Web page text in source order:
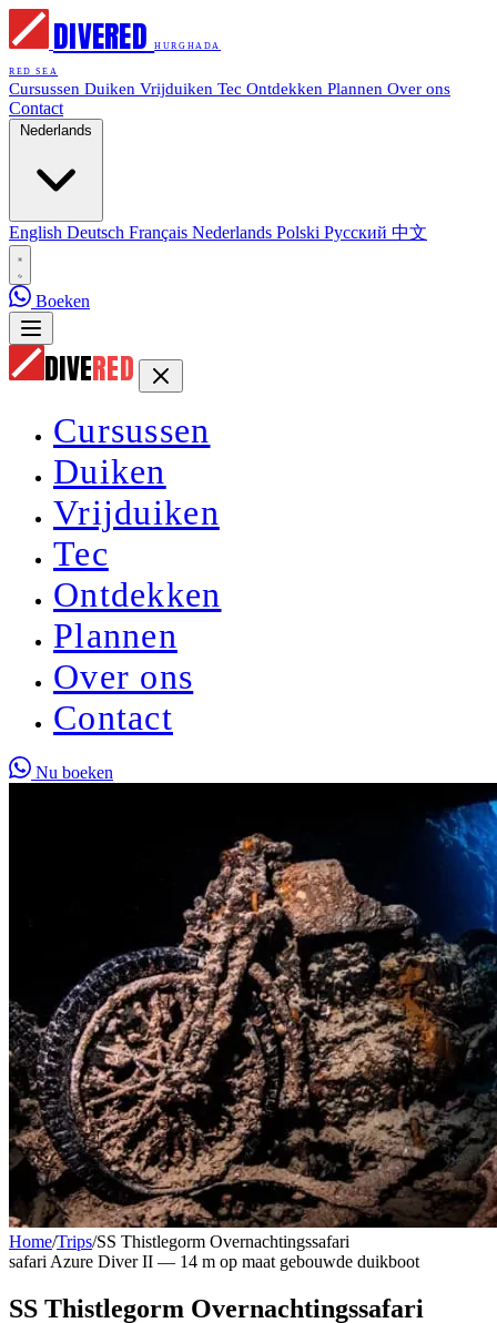
DIVERED HURGHADA
RED SEA
Cursussen Duiken Vrijduiken Tec Ontdekken Plannen Over ons
Contact
Nederlands
English Deutsch Français Nederlands Polski Русский 中文
Boeken
DIVERED
Cursussen
Duiken
Vrijduiken
Tec
Ontdekken
Plannen
Over ons
Contact
Nu boeken
Home/Trips/SS Thistlegorm Overnachtingssafari
safariAzure Diver II — 14 m op maat gebouwde duikboot
SS Thistlegorm Overnachtingssafari